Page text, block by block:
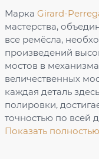
Марка Girard-
мастерства,
все ремёсла,
произведений
мостов в
величественных
каждая деталь
полировки,
точностью по всей
Показать полностью